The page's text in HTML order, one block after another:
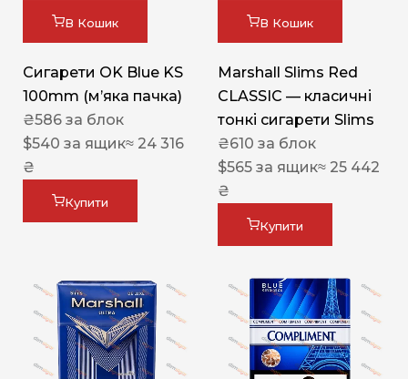
В Кошик
Сигарети OK Blue KS
100mm (м’яка пачка)
₴586 за блок
$540 за ящик≈ 24 316
₴
Купити
В Кошик
Marshall Slims Red
CLASSIC — класичні
тонкі сигарети Slims
₴610 за блок
$565 за ящик≈ 25 442
₴
Купити